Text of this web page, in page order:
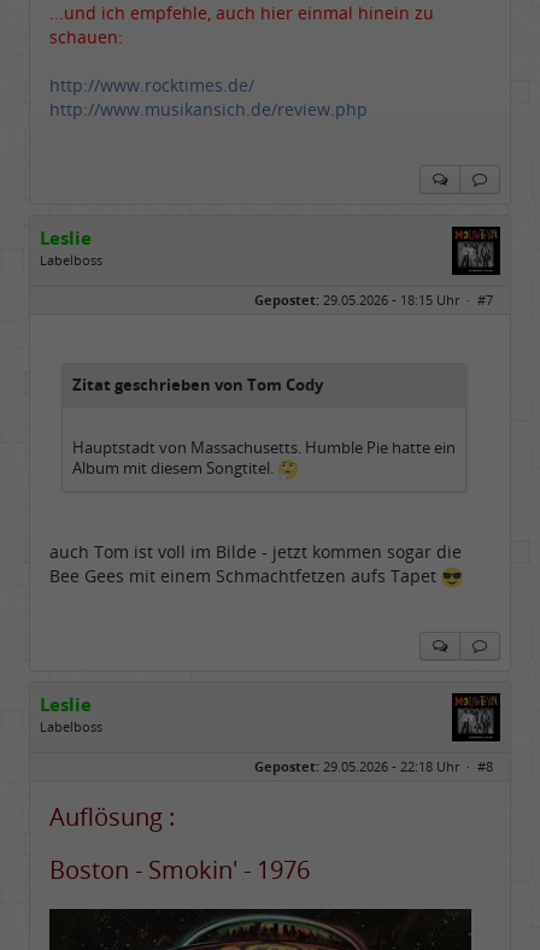
...und ich empfehle, auch hier einmal hinein zu
schauen:
http://www.rocktimes.de/
http://www.musikansich.de/review.php
Leslie
Labelboss
in der Mitte zwischen Kölnarena und Festhalle Ffm
Gepostet: 29.05.2026 - 18:15 Uhr · #7
Zitat geschrieben von Tom Cody
Hauptstadt von Massachusetts. Humble Pie hatte ein
Album mit diesem Songtitel.
auch Tom ist voll im Bilde - jetzt kommen sogar die
Bee Gees mit einem Schmachtfetzen aufs Tapet
Leslie
Labelboss
in der Mitte zwischen Kölnarena und Festhalle Ffm
Dabei seit:
Gepostet: 29.05.2026 - 22:18 Uhr · #8
Auflösung :
Boston - Smokin' - 1976